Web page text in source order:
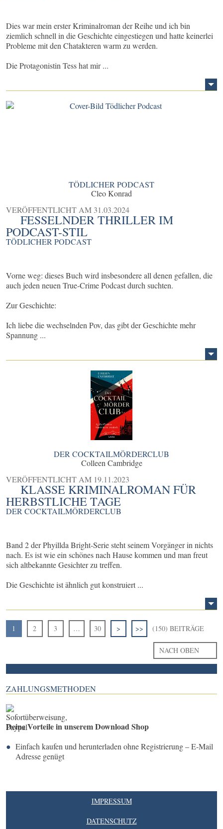
Dies war mein erster Kriminalroman der Reihe und ich bin
ziemlich schnell in die Geschichte eingestiegen und hatte keinerlei
Probleme mit den Chatakteren warm zu werden.
Die Protagonistin Tess hat mir ...
TÖDLICHER PODCAST
Cleo Konrad
VERÖFFENTLICHT AM 31.03.2024
FESSELNDER THRILLER IM
PODCAST-STIL
TÖDLICHER PODCAST
Vorne weg: dieses Buch wird insbesondere all denen gefallen, die
auch jeden neuen True-Crime Podcast durch suchten.
Zur Geschichte:
Ich liebe die wechselnden Pov, das gibt der Geschichte mehr
Spannung ...
DER COCKTAILMÖRDERCLUB
Colleen Cambridge
VERÖFFENTLICHT AM 19.11.2023
KLASSE KRIMINALROMAN FÜR
HERBSTLICHE TAGE
DER COCKTAILMÖRDERCLUB
Band 2 der Phyillda Bright-Serie steht seinem Vorgänger in nichts
nach. Es ist wie ein schönes nach Hause kommen und man freut
sich altbekannte Gesichter zu treffen.
Die Geschichte ist ähnlich gut konstruiert ...
1 2 3 … 30 > >> (150) BEITRÄGE
NACH OBEN
ZAHLUNGSMETHODEN
Deine Vorteile in unserem Download Shop
Einfach kaufen und herunterladen ohne Registrierung – E-Mail
Adresse genügt
IMPRESSUM
DATENSCHUTZ